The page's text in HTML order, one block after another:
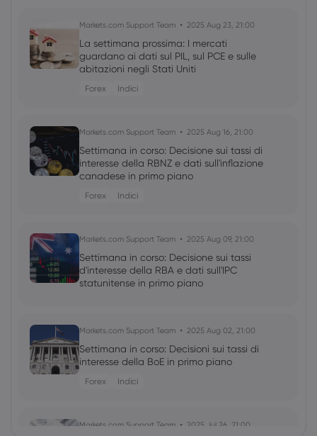
Markets.com Support Team 2025 Aug 23, 21:00
La settimana prossima: I mercati
guardano ai dati sul PIL, sul PCE e sulle
abitazioni negli Stati Uniti
Forex Indici
Markets.com Support Team 2025 Aug 16, 21:00
Settimana in corso: Decisione sui tassi di
interesse della RBNZ e dati sull'inflazione
canadese in primo piano
Forex Indici
Markets.com Support Team 2025 Aug 09, 21:00
Settimana in corso: Decisione sui tassi
d'interesse della RBA e dati sull'IPC
statunitense in primo piano
Markets.com Support Team 2025 Aug 02, 21:00
Settimana in corso: Decisioni sui tassi di
interesse della BoE in primo piano
Forex Indici
Markets.com Support Team 2025 Jul 26, 21:00